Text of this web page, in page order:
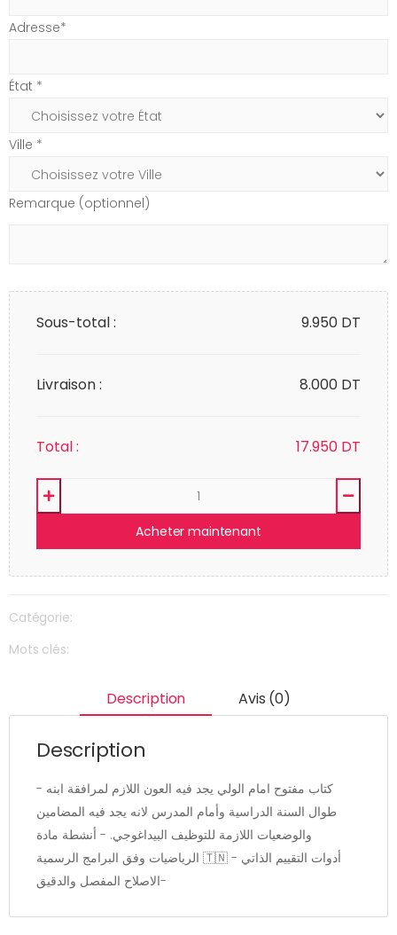
Adresse*
État *
Ville *
Remarque (optionnel)
Sous-total : 9.950 DT
Livraison : 8.000 DT
Total : 17.950 DT
Acheter maintenant
Catégorie:
Mots clés:
Description Avis (0)
Description
- كتاب مفتوح امام الولي يجد فيه العون اللازم لمرافقة ابنه
طوال السنة الدراسية وأمام المدرس لانه يجد فيه المضامين
والوضعيات اللازمة للتوظيف البيداغوجي. - أنشطة مادة
الرياضيات وفق البرامج الرسمية 🇹🇳 - أدوات التقييم الذاتي
-الاصلاح المفصل والدقيق